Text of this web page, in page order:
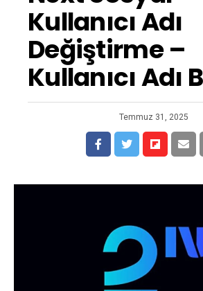
Kullanıcı Adı
Değiştirme –
Kullanıcı Adı
Temmuz 31, 2025